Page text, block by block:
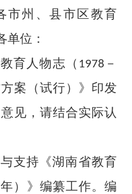
市州、县市区教育
单位：
育人物志 （ 1978 －
案（试行）》印发
见，请结合实际认
支持《湖南省教育
年）》编纂工作。 编